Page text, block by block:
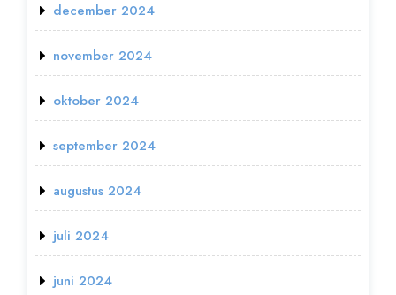
december 2024
november 2024
oktober 2024
september 2024
augustus 2024
juli 2024
juni 2024